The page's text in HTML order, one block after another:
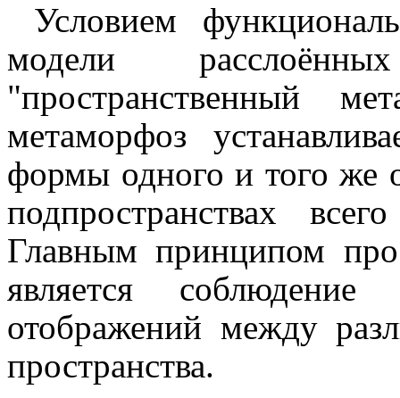
Условием
модели
"пространственный
метаморфоз
формы одного и того же
подпространствах
Главным принципом
является соблюдение
отображений между
пространства.